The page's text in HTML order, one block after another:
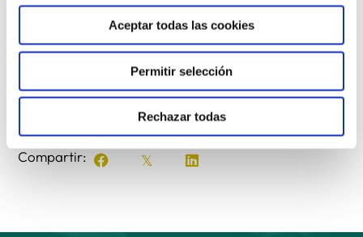
Aceptar todas las cookies
Permitir selección
Rechazar todas
TwitteryYouTube. También se puede ver
elvídeo de la campaña vocacional en este enlace.
Compartir: